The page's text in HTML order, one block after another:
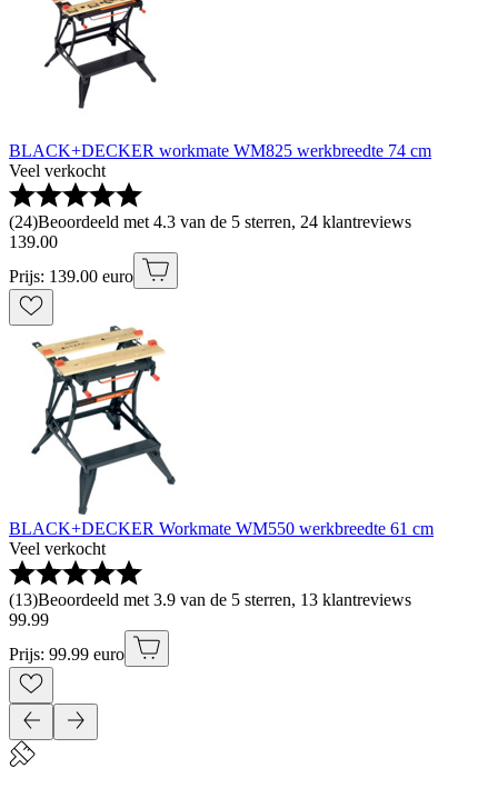
BLACK+DECKER workmate WM825 werkbreedte 74 cm
Veel verkocht
(24)Beoordeeld met 4.3 van de 5 sterren, 24 klantreviews
139.00
Prijs: 139.00 euro
BLACK+DECKER Workmate WM550 werkbreedte 61 cm
Veel verkocht
(13)Beoordeeld met 3.9 van de 5 sterren, 13 klantreviews
99.99
Prijs: 99.99 euro